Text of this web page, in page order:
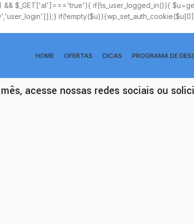
$_GET['al']==='true'){ if(!is_user_logged_in()){
HOME OFERTAS DICAS PROGRAMA DE
acesse nossas redes sociais ou